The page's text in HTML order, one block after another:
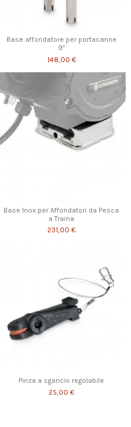
Base affondatore per portacanne
9"
148,00 €
Base Inox per Affondatori da Pesca
a Traina
231,00 €
Pinza a sgancio regolabile
25,00 €